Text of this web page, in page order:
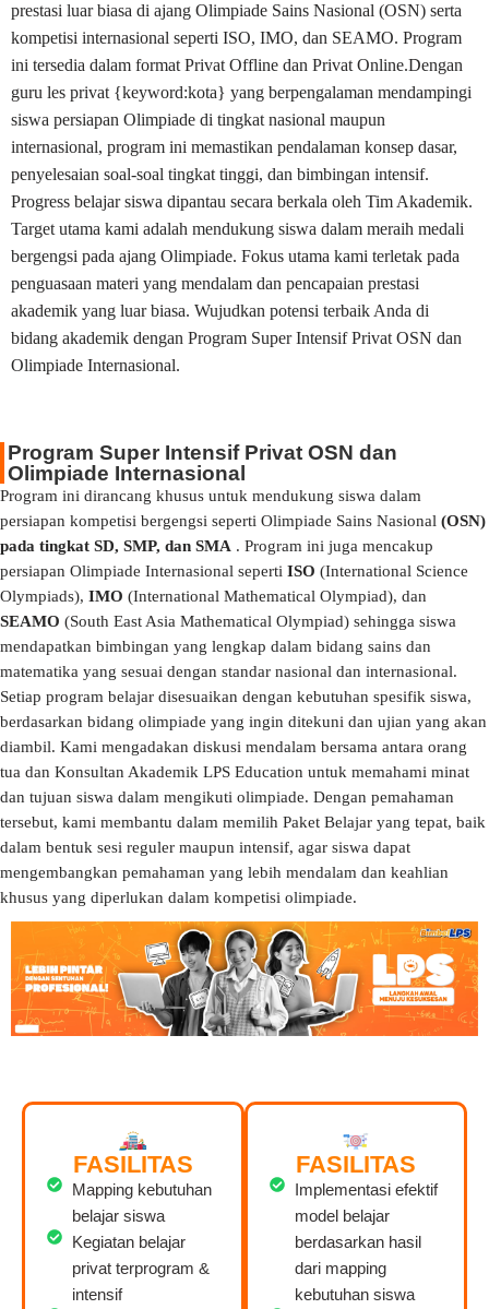
prestasi luar biasa di ajang Olimpiade Sains Nasional (OSN) serta
kompetisi internasional seperti ISO, IMO, dan SEAMO. Program
ini tersedia dalam format Privat Offline dan Privat Online.Dengan
guru les privat {keyword:kota} yang berpengalaman mendampingi
siswa persiapan Olimpiade di tingkat nasional maupun
internasional, program ini memastikan pendalaman konsep dasar,
penyelesaian soal-soal tingkat tinggi, dan bimbingan intensif.
Progress belajar siswa dipantau secara berkala oleh Tim Akademik.
Target utama kami adalah mendukung siswa dalam meraih medali
bergengsi pada ajang Olimpiade. Fokus utama kami terletak pada
penguasaan materi yang mendalam dan pencapaian prestasi
akademik yang luar biasa. Wujudkan potensi terbaik Anda di
bidang akademik dengan Program Super Intensif Privat OSN dan
Olimpiade Internasional.
Program Super Intensif Privat OSN dan
Olimpiade Internasional
Program ini dirancang khusus untuk mendukung siswa dalam
persiapan kompetisi bergengsi seperti Olimpiade Sains Nasional (OSN)
pada tingkat SD, SMP, dan SMA . Program ini juga mencakup
persiapan Olimpiade Internasional seperti ISO (International Science
Olympiads), IMO (International Mathematical Olympiad), dan
SEAMO (South East Asia Mathematical Olympiad) sehingga siswa
mendapatkan bimbingan yang lengkap dalam bidang sains dan
matematika yang sesuai dengan standar nasional dan internasional.
Setiap program belajar disesuaikan dengan kebutuhan spesifik siswa,
berdasarkan bidang olimpiade yang ingin ditekuni dan ujian yang akan
diambil. Kami mengadakan diskusi mendalam bersama antara orang
tua dan Konsultan Akademik LPS Education untuk memahami minat
dan tujuan siswa dalam mengikuti olimpiade. Dengan pemahaman
tersebut, kami membantu dalam memilih Paket Belajar yang tepat, baik
dalam bentuk sesi reguler maupun intensif, agar siswa dapat
mengembangkan pemahaman yang lebih mendalam dan keahlian
khusus yang diperlukan dalam kompetisi olimpiade.
FASILITAS
Mapping kebutuhan
belajar siswa
Kegiatan belajar
privat terprogram &
intensif
FASILITAS
Implementasi efektif
model belajar
berdasarkan hasil
dari mapping
kebutuhan siswa